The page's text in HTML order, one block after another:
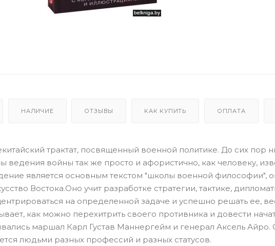
НАЛИЧИЕ ОТЗЫВЫ КАК КУПИТЬ ОПЛАТА
трактат, посвященный военной политике. До сих пор
ведения войны так же просто и афористично, как человеку,
является основным текстом "школы военной философии",
Востока.Оно учит разработке стратегии, тактике,
на определенной задаче и успешно решать ее,
как можно перехитрить своего противника и довести
маршал Карл Густав Маннергейм и генерал Аксель Айро.
людьми разных профессий и разных статусов.